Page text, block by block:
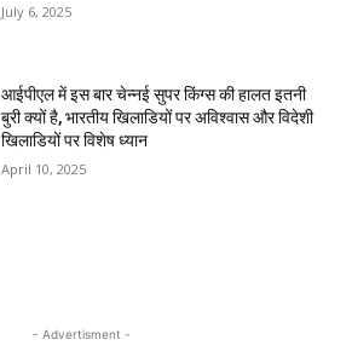
July 6, 2025
आईपीएल में इस बार चेन्नई सुपर किंग्स की हालत इतनी
बुरी क्यों है, भारतीय खिलाडियों पर अविश्वास और विदेशी
खिलाडियों पर विशेष ध्यान
April 10, 2025
- Advertisment -